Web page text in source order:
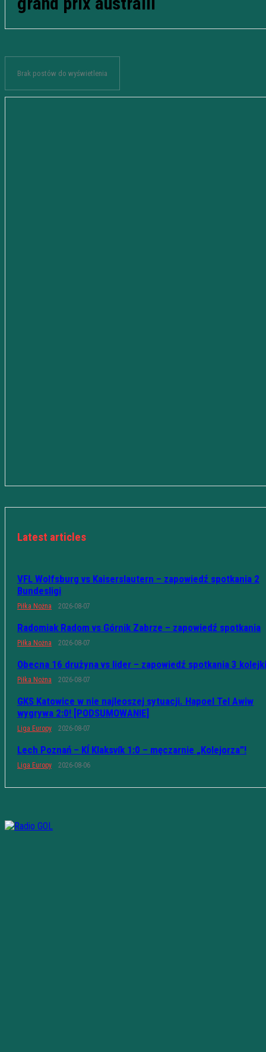
Brak postów do wyświetlenia
Latest articles
VFL Wolfsburg vs Kaiserslautern – zapowiedź spotkania 2
Bundesligi
Piłka Nożna 2026-08-07
Radomiak Radom vs Górnik Zabrze – zapowiedź spotkania
Piłka Nożna 2026-08-07
Obecna 16 drużyna vs lider – zapowiedź spotkania 3 kolejki
Piłka Nożna 2026-08-07
GKS Katowice w nie najleoszej sytuacji. Hapoel Tel Awiw
wygrywa 2:0! [PODSUMOWANIE]
Liga Europy 2026-08-07
Lech Poznań – KÍ Klaksvík 1:0 – męczarnie „Kolejorza”!
Liga Europy 2026-08-06